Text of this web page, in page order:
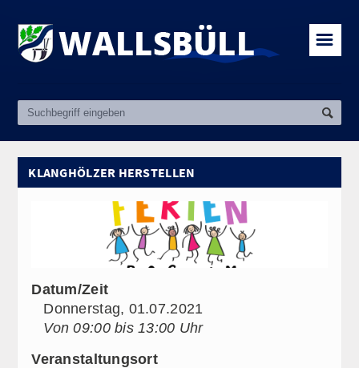
☰
KLANGHÖLZER HERSTELLEN
Datum/Zeit
Donnerstag, 01.07.2021
Von 09:00 bis 13:00 Uhr
Veranstaltungsort